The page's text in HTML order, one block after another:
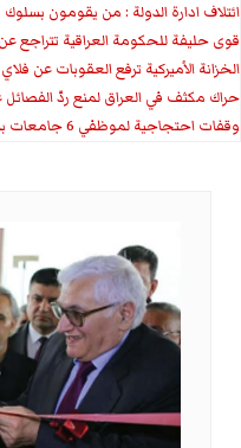
ائتلاف ادارة الدولة : من يقومون
قوى حليفة للحكومة العراقية تتراجع
الخزانة الأميركية ترفع العقوبات عن
حراك مكثف في العراق لمنع ردّ
وقفات احتجاجية لموظفي 6 جامعات بسبب تأخر الرواتب